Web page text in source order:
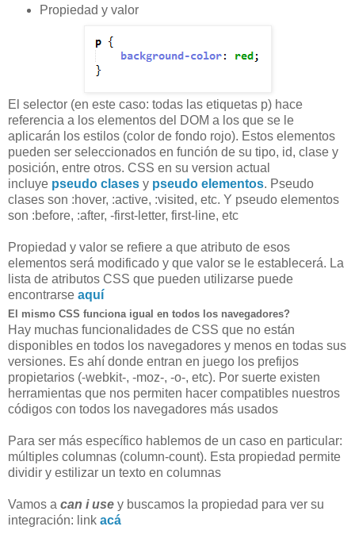
Propiedad y valor
El selector (en este caso: todas las etiquetas p) hace
referencia a los elementos del DOM a los que se le
aplicarán los estilos (color de fondo rojo). Estos elementos
pueden ser seleccionados en función de su tipo, id, clase y
posición, entre otros. CSS en su version actual
incluye pseudo clases y pseudo elementos. Pseudo
clases son :hover, :active, :visited, etc. Y pseudo elementos
son :before, :after, -first-letter, first-line, etc
Propiedad y valor se refiere a que atributo de esos
elementos será modificado y que valor se le establecerá. La
lista de atributos CSS que pueden utilizarse puede
encontrarse aquí
El mismo CSS funciona igual en todos los navegadores?
Hay muchas funcionalidades de CSS que no están
disponibles en todos los navegadores y menos en todas sus
versiones. Es ahí donde entran en juego los prefijos
propietarios (-webkit-, -moz-, -o-, etc). Por suerte existen
herramientas que nos permiten hacer compatibles nuestros
códigos con todos los navegadores más usados
Para ser más específico hablemos de un caso en particular:
múltiples columnas (column-count). Esta propiedad permite
dividir y estilizar un texto en columnas
Vamos a can i use y buscamos la propiedad para ver su
integración: link acá